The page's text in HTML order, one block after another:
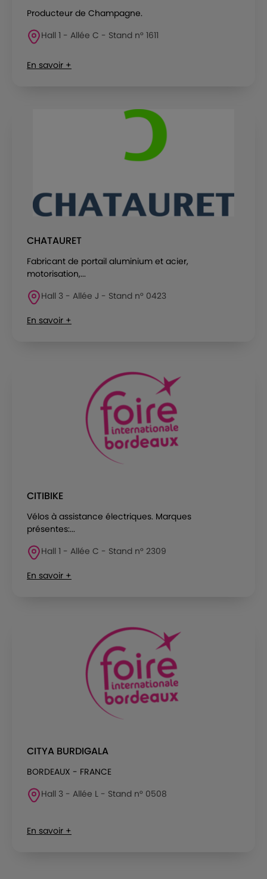
Producteur de Champagne.
Hall 1 - Allée C - Stand n° 1611
En savoir +
CHATAURET
Fabricant de portail aluminium et acier,
motorisation,...
Hall 3 - Allée J - Stand n° 0423
En savoir +
CITIBIKE
Vélos à assistance électriques. Marques
présentes:...
Hall 1 - Allée C - Stand n° 2309
En savoir +
CITYA BURDIGALA
BORDEAUX - FRANCE
Hall 3 - Allée L - Stand n° 0508
En savoir +